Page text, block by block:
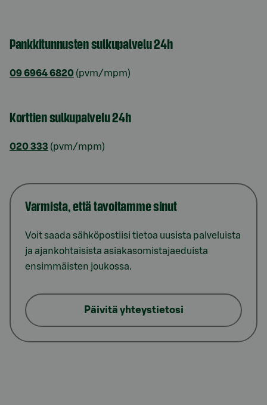
Pankkitunnusten sulkupalvelu 24h
09 6964 6820 (pvm/mpm)
Korttien sulkupalvelu 24h
020 333 (pvm/mpm)
Varmista, että tavoitamme sinut
Voit saada sähköpostiisi tietoa uusista palveluista
ja ajankohtaisista asiakasomistajaeduista
ensimmäisten joukossa.
Päivitä yhteystietosi